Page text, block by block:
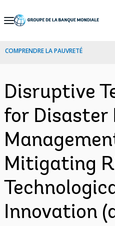
Skip
Navigation
COMPRENDRE LA PAUVRETÉ
Disruptive
for Disaster
Mitigating
Innovation